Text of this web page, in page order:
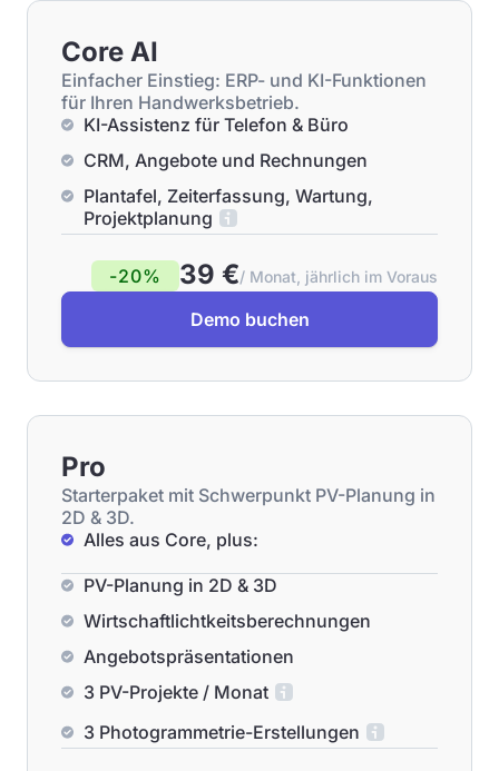
Core AI
Einfacher Einstieg: ERP- und KI-Funktionen
für Ihren Handwerksbetrieb.
KI-Assistenz für Telefon & Büro
CRM, Angebote und Rechnungen
Plantafel, Zeiterfassung, Wartung,
Projektplanung
-20% 39 €/ Monat, jährlich im Voraus
Demo buchen
Pro
Starterpaket mit Schwerpunkt PV-Planung in
2D & 3D.
Alles aus Core, plus:
PV-Planung in 2D & 3D
Wirtschaftlichtkeitsberechnungen
Angebotspräsentationen
3 PV-Projekte / Monat
3 Photogrammetrie-Erstellungen